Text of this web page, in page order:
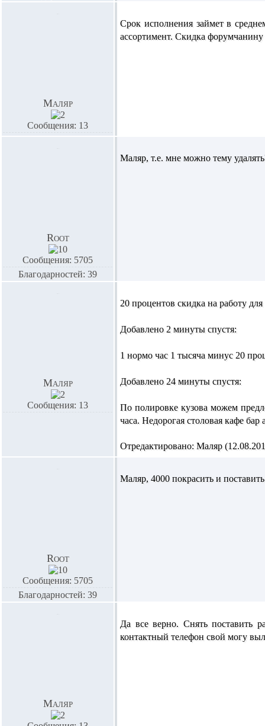
Маляр
Сообщения: 13
Срок исполнения займет в
ассортимент. Скидка форумчанину
Root
Сообщения: 5705
Благодарностей: 39
Маляр, т.е. мне можно тему
Маляр
Сообщения: 13
20 процентов скидка на работу
Добавлено 2 минуты спустя:
1 нормо час 1 тысяча минус 20
Добавлено 24 минуты спустя:
По полировке кузова можем
часа. Недорогая столовая кафе
Отредактировано: Маляр
Root
Сообщения: 5705
Благодарностей: 39
Маляр, 4000 покрасить и
Маляр
Да все верно. Снять поставить
контактный телефон свой могу